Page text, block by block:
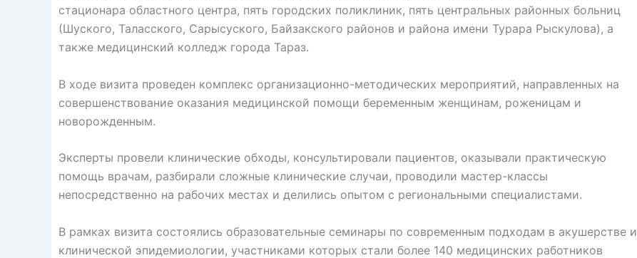
стационара областного центра, пять городских поликлиник, пять центральных районных больниц
(Шуского, Таласского, Сарысуского, Байзакского районов и района имени Турара Рыскулова), а
также медицинский колледж города Тараз.
В ходе визита проведен комплекс организационно-методических мероприятий, направленных на
совершенствование оказания медицинской помощи беременным женщинам, роженицам и
новорожденным.
Эксперты провели клинические обходы, консультировали пациентов, оказывали практическую
помощь врачам, разбирали сложные клинические случаи, проводили мастер-классы
непосредственно на рабочих местах и делились опытом с региональными специалистами.
В рамках визита состоялись образовательные семинары по современным подходам в акушерстве и
клинической эпидемиологии, участниками которых стали более 140 медицинских работников